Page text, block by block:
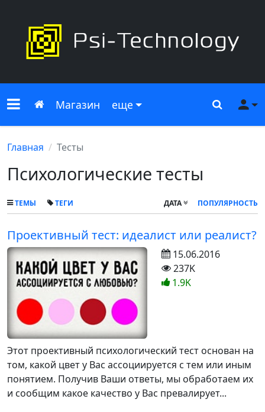
Меню сайта
Главная
Магазин еще Поиск
Главная Тесты
Психологические тесты
ТЕМЫ ТЕГИ ДАТА ПОПУЛЯРНОСТЬ
Проективный тест: идеалист или реалист?
Этот проективный психологический тест основан на
том, какой цвет у Вас ассоциируется с тем или иным
понятием. Получив Ваши ответы, мы обработаем их
и сообщим какое качество у Вас превалирует...
15.06.2016
237K
1.9K